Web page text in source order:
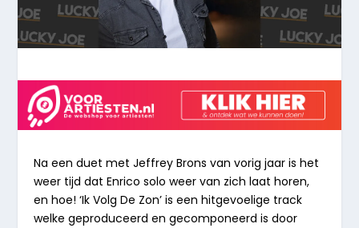
Na een duet met Jeffrey Brons van vorig jaar is het
weer tijd dat Enrico solo weer van zich laat horen,
en hoe! ‘Ik Volg De Zon’ is een hitgevoelige track
welke geproduceerd en gecomponeerd is door